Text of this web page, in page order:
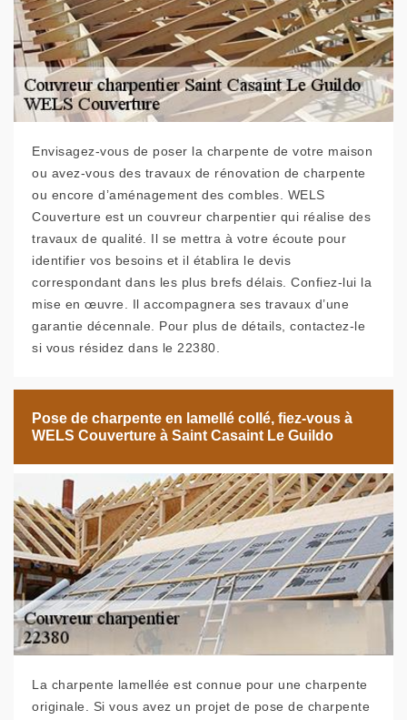
Envisagez-vous de poser la charpente de votre maison
ou avez-vous des travaux de rénovation de charpente
ou encore d’aménagement des combles. WELS
Couverture est un couvreur charpentier qui réalise des
travaux de qualité. Il se mettra à votre écoute pour
identifier vos besoins et il établira le devis
correspondant dans les plus brefs délais. Confiez-lui la
mise en œuvre. Il accompagnera ses travaux d’une
garantie décennale. Pour plus de détails, contactez-le
si vous résidez dans le 22380.
Pose de charpente en lamellé collé, fiez-vous à
WELS Couverture à Saint Casaint Le Guildo
La charpente lamellée est connue pour une charpente
originale. Si vous avez un projet de pose de charpente